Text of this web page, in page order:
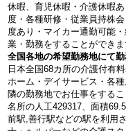
休暇、育児休暇・介護休暇
度・各種研修・従業員持株
度あり・マイカー通勤可能
業・勤務をすることができま
全国各地の希望勤務地にて
日本全国68カ所の介護付有
ホーム・デイサービス・各
隣の勤務地でお仕事をする
名所の人工429317、面積
前駅,善行駅などの駅を利用